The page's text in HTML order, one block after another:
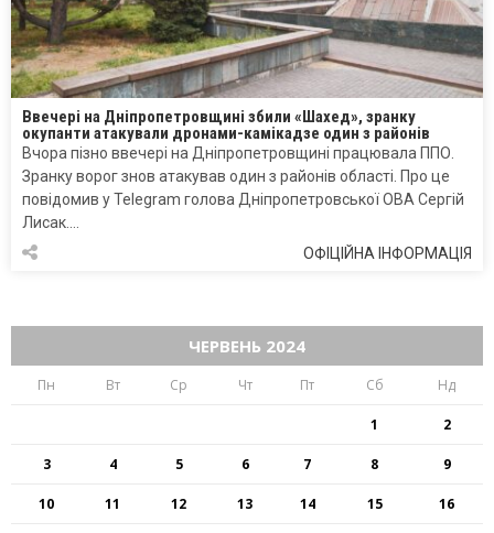
Ввечері на Дніпропетровщині збили «Шахед», зранку
окупанти атакували дронами-камікадзе один з районів
Вчора пізно ввечері на Дніпропетровщині працювала ППО.
Зранку ворог знов атакував один з районів області. Про це
повідомив у Telegram голова Дніпропетровської ОВА Сергій
Лисак….
ОФІЦІЙНА ІНФОРМАЦІЯ
ЧЕРВЕНЬ 2024
Пн Вт Ср Чт Пт Сб Нд
1 2
3 4 5 6 7 8 9
10 11 12 13 14 15 16